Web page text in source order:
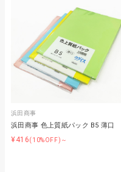
浜田商事
浜田商事 色上質紙パック B5 薄口
¥416(10%OFF)～